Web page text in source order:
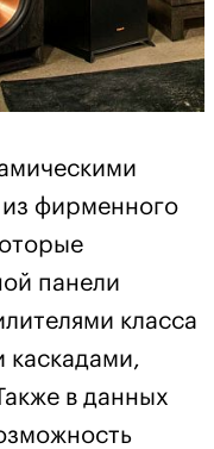
фирменного
панели
класса
каскадами,
в данных